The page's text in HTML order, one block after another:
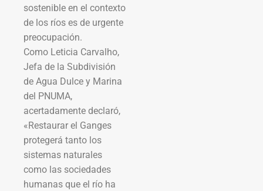
sostenible en el contexto
de los ríos es de urgente
preocupación.
Como Leticia Carvalho,
Jefa de la Subdivisión
de Agua Dulce y Marina
del PNUMA,
acertadamente declaró,
«Restaurar el Ganges
protegerá tanto los
sistemas naturales
como las sociedades
humanas que el río ha